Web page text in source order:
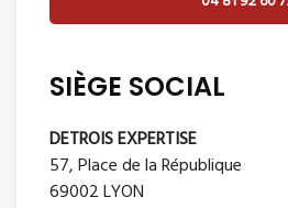
SIÈGE SOCIAL
DETROIS EXPERTISE
57, Place de la République
69002 LYON